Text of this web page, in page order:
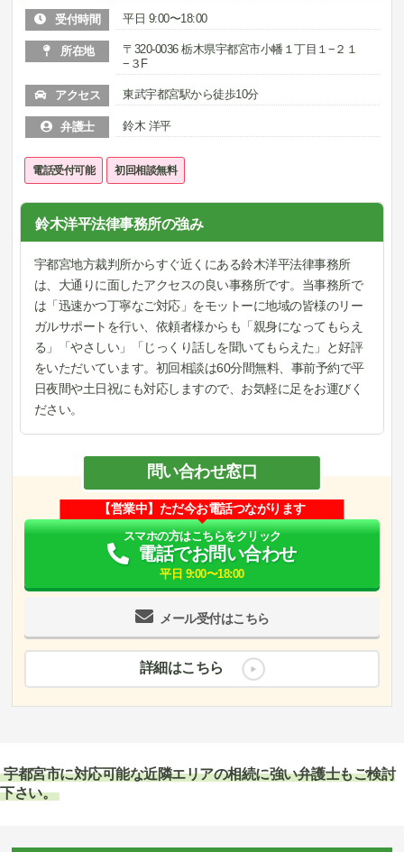
受付時間 平日 9:00〜18:00
所在地
〒320-0036 栃木県宇都宮市小幡１丁目１−２１
−３F
アクセス 東武宇都宮駅から徒歩10分
弁護士 鈴木 洋平
電話受付可能 初回相談無料
鈴木洋平法律事務所の強み
宇都宮地方裁判所からすぐ近くにある鈴木洋平法律事務所
は、大通りに面したアクセスの良い事務所です。当事務所で
は「迅速かつ丁寧なご対応」をモットーに地域の皆様のリー
ガルサポートを行い、依頼者様からも「親身になってもらえ
る」「やさしい」「じっくり話しを聞いてもらえた」と好評
をいただいています。初回相談は60分間無料、事前予約で平
日夜間や土日祝にも対応しますので、お気軽に足をお運びく
ださい。
問い合わせ窓口
メール受付はこちら
【営業中】ただ今お電話つながります
スマホの方はこちらをクリック
電話でお問い合わせ
平日 9:00〜18:00
詳細はこちら
宇都宮市に対応可能な近隣エリアの相続に強い弁護士もご検討
下さい。